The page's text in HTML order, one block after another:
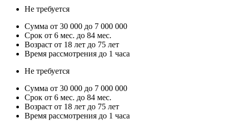
Не требуется
Сумма от 30 000 до 7 000 000
Срок от 6 мес. до 84 мес.
Возраст от 18 лет до 75 лет
Время рассмотрения до 1 часа
Не требуется
Сумма от 30 000 до 7 000 000
Срок от 6 мес. до 84 мес.
Возраст от 18 лет до 75 лет
Время рассмотрения до 1 часа